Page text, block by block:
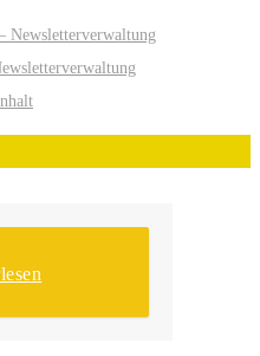
Newsletterverwaltung